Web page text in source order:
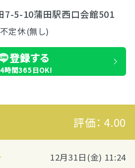
7-5-10蒲田駅西口会館501
定休(無し)
登録する
時間365日OK!
評価： 4.00
12月31日(金) 11:24